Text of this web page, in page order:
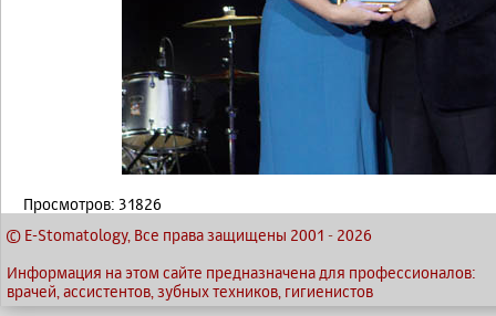
Просмотров: 31826
© E-Stomatology, Все права защищены 2001 - 2026
Информация на этом сайте предназначена для профессионалов:
врачей, ассистентов, зубных техников, гигиенистов